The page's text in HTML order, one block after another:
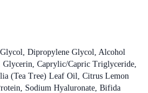
Dipropylene Glycol, Alcohol
Caprylic/Capric Triglyceride,
(Tea Tree) Leaf Oil, Citrus Lemon
Sodium Hyaluronate, Bifida